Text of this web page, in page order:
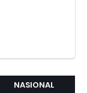
NASIONAL